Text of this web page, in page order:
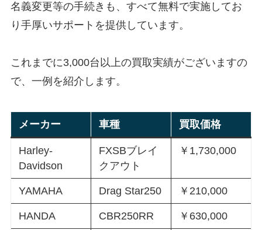
名義変更等の手続きも、すべて無料で実施してお
り手厚いサポートを提供しています。
これまでに3,000台以上の買取実績がございますの
で、一例を紹介します。
メーカー 車種 買取価格
Harley-
Davidson
FXSBブレイ
クアウト
￥1,730,000
YAMAHA Drag Star250 ￥210,000
HANDA CBR250RR ￥630,000